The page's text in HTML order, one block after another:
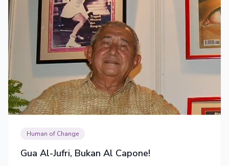
Human of Change
Gua Al-Jufri, Bukan Al Capone!